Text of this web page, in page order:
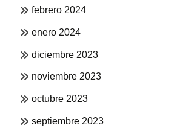
febrero 2024
enero 2024
diciembre 2023
noviembre 2023
octubre 2023
septiembre 2023